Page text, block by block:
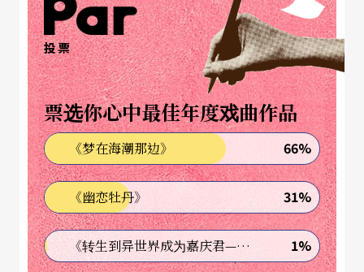
完成
第十届国家文艺奖得主的系列传记，已于林璟如的
《剧场追梦人》出版后宣告完成。六位得主柯锡
杰、李乔、郭芝苑、汉宝德、廖庆松、林璟如的传
记自去年十二月到今年一月份陆续出齐，每一本书
的作者都与得主有十分密切的互动与交流，能以贴
身记录进而完整展现每一位艺术家在创作上的热
情，同时见证他们在人生屡遇困逆时不妥协的坚定
毅力。与台湾舞蹈与剧场界关系深远的林璟如，可
投票
票选你心中最佳年度戏曲作品
《梦在海潮那边》 66%
《幽恋牡丹》 31%
《转生到异世界成为嘉庆君—发现我的祖先是诈骗集团!?》 1%